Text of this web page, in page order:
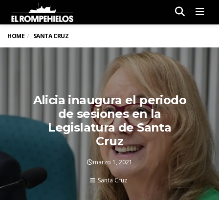
HOME SANTA CRUZ
Alicia inaugura el periodo
de sesiones en la
Legislatura de Santa
Cruz
marzo 1, 2021
Santa Cruz